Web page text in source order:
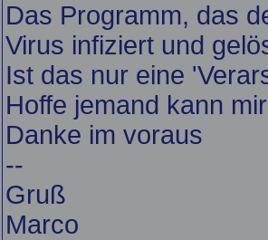
Das Programm, das
Virus infiziert und
Ist das nur eine
Hoffe jemand kann
Danke im voraus
--
Gruß
Marco